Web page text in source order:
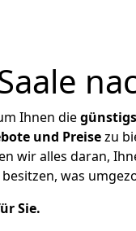
Ihnen die
und Preisezu
wir alles daran,
was
Sie.